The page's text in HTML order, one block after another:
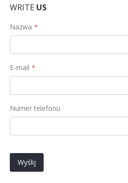
WRITE US
Nazwa
E-mail
Numer telefonu
Wyślij